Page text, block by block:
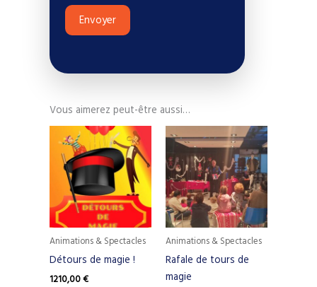
Envoyer
Vous aimerez peut-être aussi…
Animations & Spectacles
Détours de magie !
1210,00€
Animations & Spectacles
Rafale de tours de
magie